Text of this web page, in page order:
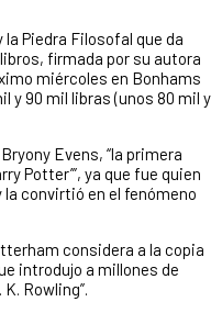
Piedra Filosofal que da
firmada por su autora
miércoles en Bonhams
y 90 mil libras (unos 80 mil y
Evens, “la primera
Potter’”, ya que fue quien
convirtió en el fenómeno
considera a la copia
introdujo a millones de
Rowling”.